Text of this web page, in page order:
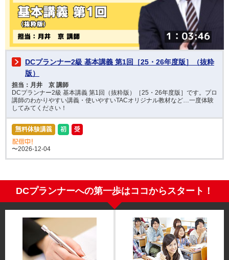
DCプランナー2級 基本講義 第1回［25・26年度版］（抜粋
版）
担当：月井 京 講師
DCプランナー2級 基本講義 第1回（抜粋版）［25・26年度版］です。プロ
講師のわかりやすい講義・使いやすいTACオリジナル教材など…一度体験
してみてください！
〜2026-12-04
DCプランナーへの第一歩はココからスタート！